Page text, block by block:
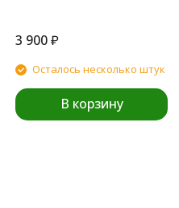
3 900₽
Осталось несколько штук
В корзину